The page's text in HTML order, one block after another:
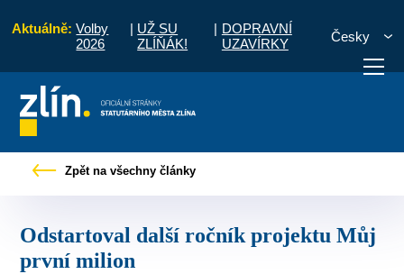
Aktuálně: Volby
2026
| UŽ SU
ZLÍŇÁK!
| DOPRAVNÍ
UZAVÍRKY
Česky
vyřídit Potřebuji zaplatit
Zpět na všechny články
Odstartoval další ročník projektu Můj
první milion